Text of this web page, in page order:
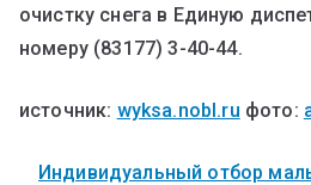
очистку снега в Единую
номеру (83177) 3-40-44.
источник: wyksa.nobl.ru фото:
Индивидуальный отбор